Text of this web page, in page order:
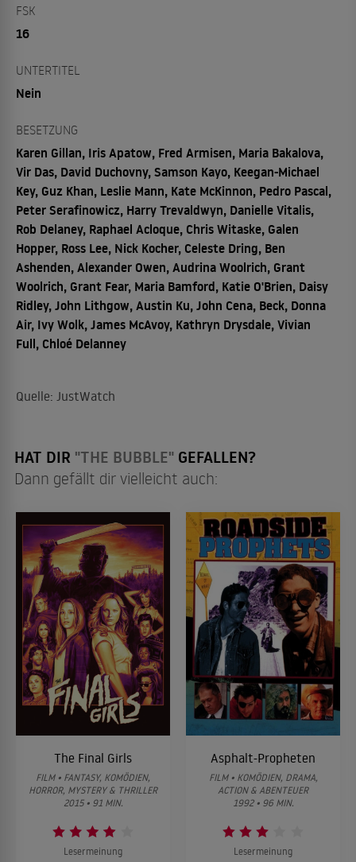
FSK
16
UNTERTITEL
Nein
BESETZUNG
Karen Gillan, Iris Apatow, Fred Armisen, Maria Bakalova,
Vir Das, David Duchovny, Samson Kayo, Keegan-Michael
Key, Guz Khan, Leslie Mann, Kate McKinnon, Pedro Pascal,
Peter Serafinowicz, Harry Trevaldwyn, Danielle Vitalis,
Rob Delaney, Raphael Acloque, Chris Witaske, Galen
Hopper, Ross Lee, Nick Kocher, Celeste Dring, Ben
Ashenden, Alexander Owen, Audrina Woolrich, Grant
Woolrich, Grant Fear, Maria Bamford, Katie O'Brien, Daisy
Ridley, John Lithgow, Austin Ku, John Cena, Beck, Donna
Air, Ivy Wolk, James McAvoy, Kathryn Drysdale, Vivian
Full, Chloé Delanney
Quelle: JustWatch
HAT DIR "THE BUBBLE" GEFALLEN?
Dann gefällt dir vielleicht auch:
The Final Girls
FILM • FANTASY, KOMÖDIEN,
HORROR, MYSTERY & THRILLER
2015 • 91 MIN.
Lesermeinung
Asphalt-Propheten
FILM • KOMÖDIEN, DRAMA,
ACTION & ABENTEUER
1992 • 96 MIN.
Lesermeinung